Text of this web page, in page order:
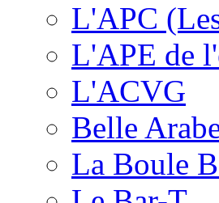
L'APC
L'APE de
L'ACVG
Belle
La Boule